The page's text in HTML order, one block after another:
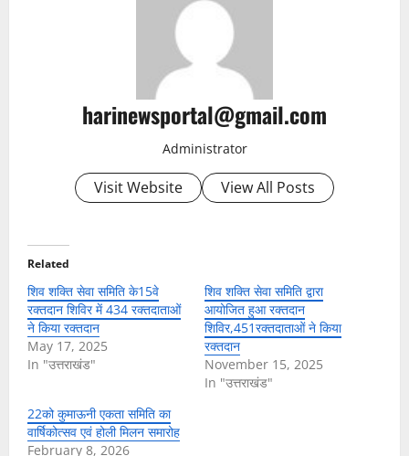
harinewsportal@gmail.com
Administrator
Visit Website View All Posts
Related
शिव शक्ति सेवा समिति के15वे
रक्तदान शिविर में 434 रक्तदाताओं
ने किया रक्तदान
May 17, 2025
In "उत्तराखंड"
शिव शक्ति सेवा समिति द्वारा
आयोजित हुआ रक्तदान
शिविर,451रक्तदाताओं ने किया
रक्तदान
November 15, 2025
In "उत्तराखंड"
22को कुमाऊनी एकता समिति का
वार्षिकोत्सव एवं होली मिलन समारोह
February 8, 2026